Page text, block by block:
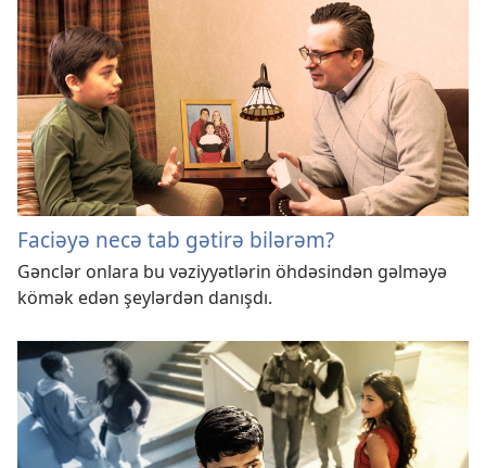
Faciəyə necə tab gətirə bilərəm?
Gənclər onlara bu vəziyyətlərin öhdəsindən gəlməyə
kömək edən şeylərdən danışdı.